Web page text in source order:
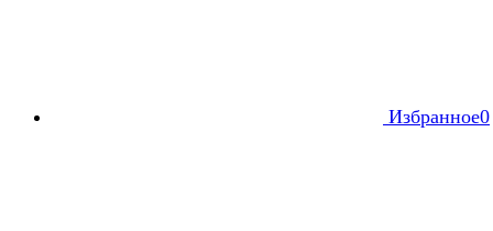
Избранное0